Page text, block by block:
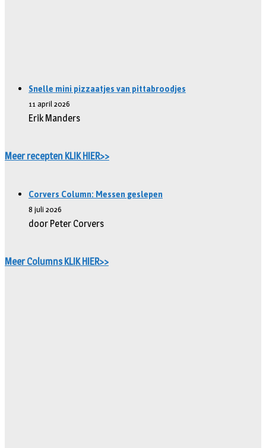
Snelle mini pizzaatjes van pittabroodjes
11 april 2026
Erik Manders
Meer recepten KLIK HIER>>
Corvers Column: Messen geslepen
8 juli 2026
door Peter Corvers
Meer Columns KLIK HIER>>